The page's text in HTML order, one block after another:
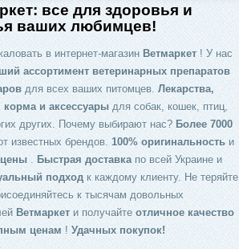
все для здоровья и
ваших любимцев!
в интернет-магазин Ветмаркет ! У нас
ассортимент ветеринарных препаратов
для всех ваших питомцев. Лекарства,
и аксессуары для собак, кошек, птиц,
других. Почему выбирают нас? Более 7000
известных брендов. 100% оригинальность и
Быстрая доставка по всей Украине и
подход к каждому клиенту. Не теряйте
к тысячам довольных
Ветмаркет и получайте отличное качество
ценам ! Удачных покупок!